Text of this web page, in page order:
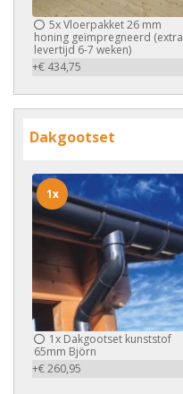
5xVloerpakket 26 mm
honing geïmpregneerd (extra
levertijd 6-7 weken)
+€ 434,75
Dakgootset
1x Dakgootset kunststof
65mm Björn
+€ 260,95
1x